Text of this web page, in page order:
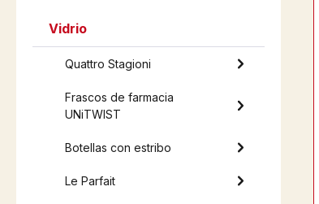
Vidrio
Quattro Stagioni
Frascos de farmacia
UNiTWIST
Botellas con estribo
Le Parfait